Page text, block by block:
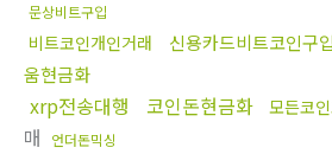
문상비트구입
비트코인개인거래 신용카드비트코인구입
움현금화
xrp전송대행 코인돈현금화 모든코
매
언더돈믹싱